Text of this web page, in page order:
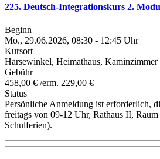
225. Deutsch-Integrationskurs 2.
Beginn
Mo., 29.06.2026, 08:30 - 12:45 Uhr
Kursort
Harsewinkel, Heimathaus, Kaminzimmer
Gebühr
458,00 € /erm. 229,00 €
Status
Persönliche Anmeldung ist erforderlich,
freitags von 09-12 Uhr, Rathaus II,
Schulferien).